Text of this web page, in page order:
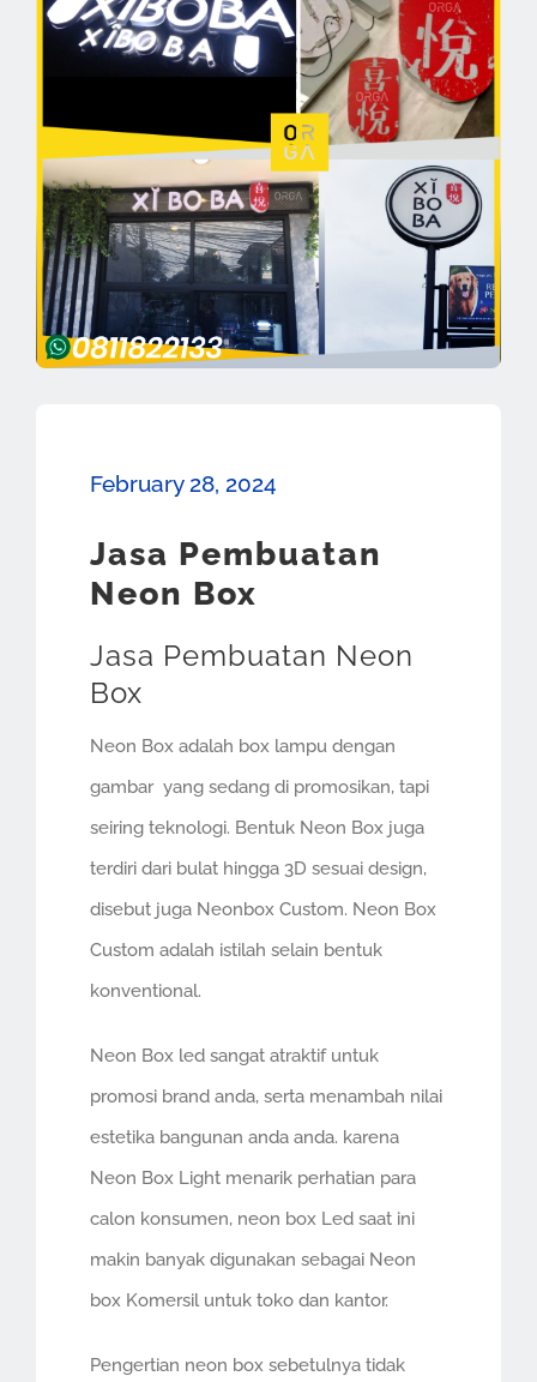
February 28, 2024
Jasa Pembuatan
Neon Box
Jasa Pembuatan Neon
Box
Neon Box adalah box lampu dengan
gambar yang sedang di promosikan, tapi
seiring teknologi. Bentuk Neon Box juga
terdiri dari bulat hingga 3D sesuai design,
disebut juga Neonbox Custom. Neon Box
Custom adalah istilah selain bentuk
konventional.
Neon Box led sangat atraktif untuk
promosi brand anda, serta menambah nilai
estetika bangunan anda anda. karena
Neon Box Light menarik perhatian para
calon konsumen, neon box Led saat ini
makin banyak digunakan sebagai Neon
box Komersil untuk toko dan kantor.
Pengertian neon box sebetulnya tidak